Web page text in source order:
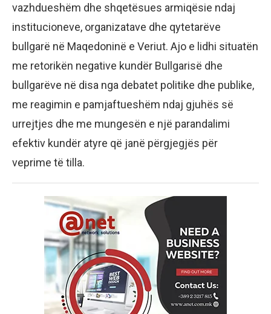
vazhdueshëm dhe shqetësues armiqësie ndaj
institucioneve, organizatave dhe qytetarëve
bullgarë në Maqedoninë e Veriut. Ajo e lidhi situatën
me retorikën negative kundër Bullgarisë dhe
bullgarëve në disa nga debatet politike dhe publike,
me reagimin e pamjaftueshëm ndaj gjuhës së
urrejtjes dhe me mungesën e një parandalimi
efektiv kundër atyre që janë përgjegjës për
veprime të tilla.